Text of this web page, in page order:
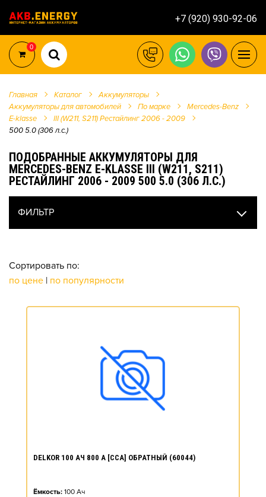
+7 (920) 930-92-06
0
Главная Каталог
Аккумуляторы
Аккумуляторы для автомобилей
По марке
Mercedes-Benz
E-klasse
III (W211, S211) Рестайлинг 2006 - 2009
500 5.0 (306 л.с.)
ПОДОБРАННЫЕ АККУМУЛЯТОРЫ ДЛЯ
MERCEDES-BENZ E-KLASSE III (W211, S211)
РЕСТАЙЛИНГ 2006 - 2009 500 5.0 (306 Л.С.)
ФИЛЬТР
Сортировать по:
по цене | по популярности
DELKOR 100 АЧ 800 А [CCA] ОБРАТНЫЙ (60044)
Ёмкость: 100 Ач